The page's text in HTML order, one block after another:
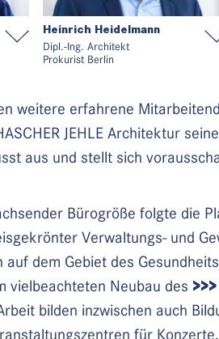
mit
Heinrich Heidelmann
Dipl.-Ing. Architekt
Prokurist Berlin
Studium, währenddessen er auch im
Bereich Szenenbild tätig war, 2011 an
der Technischen Universität Berlin und
kam im selben Jahr zu HASCHER
Gesundheitsbauten zuständig, seit 2025
ist er Prokurist.
weitere erfahrene
JEHLE Architektur
aus und stellt sich
Bürogröße folgte die
Verwaltungs- und
dem Gebiet des
vielbeachteten Neubau des >>>
bilden inzwischen auch
für